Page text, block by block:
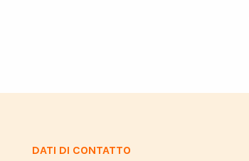
DATI DI CONTATTO